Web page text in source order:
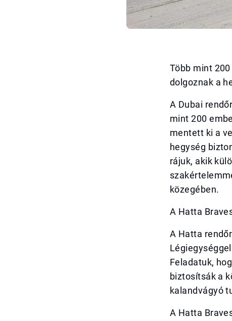
Több mint
dolgoznak a
A Dubai
mint 200
mentett ki a
hegység
rájuk, akik
közegében.
A Hatta
A Hatta
Feladatuk,
biztosítsák a
kalandvágyó
A Hatta